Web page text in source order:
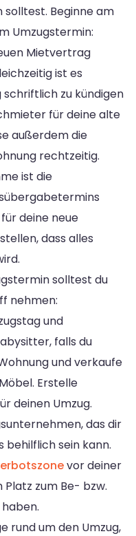
Beginne am
Umzugstermin:
Mietvertrag
ist es
zu kündigen
für deine alte
außerdem die
rechtzeitig.
ist die
deine neue
dass alles
solltest du
nehmen:
und
falls du
und verkaufe
Erstelle
deinen Umzug.
das dir
behilflich sein kann.
vor deiner
zum Be- bzw.
haben.
rund um den Umzug,